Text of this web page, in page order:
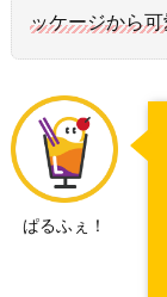
ッケージから
ぱるふぇ！